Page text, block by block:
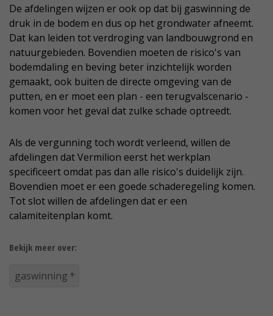
De afdelingen wijzen er ook op dat bij gaswinning de
druk in de bodem en dus op het grondwater afneemt.
Dat kan leiden tot verdroging van landbouwgrond en
natuurgebieden. Bovendien moeten de risico's van
bodemdaling en beving beter inzichtelijk worden
gemaakt, ook buiten de directe omgeving van de
putten, en er moet een plan - een terugvalscenario -
komen voor het geval dat zulke schade optreedt.
Als de vergunning toch wordt verleend, willen de
afdelingen dat Vermilion eerst het werkplan
specificeert omdat pas dan alle risico's duidelijk zijn.
Bovendien moet er een goede schaderegeling komen.
Tot slot willen de afdelingen dat er een
calamiteitenplan komt.
Bekijk meer over:
gaswinning